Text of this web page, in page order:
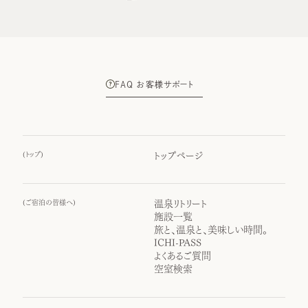
FAQ お客様サポート
( トップ) トップページ
( ご宿泊の皆様へ)
温泉リトリート
施設一覧
旅と、温泉と、美味しい時間。
ICHI-PASS
よくあるご質問
空室検索